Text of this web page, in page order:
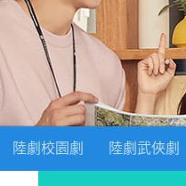
陸劇校園劇 陸劇武俠劇